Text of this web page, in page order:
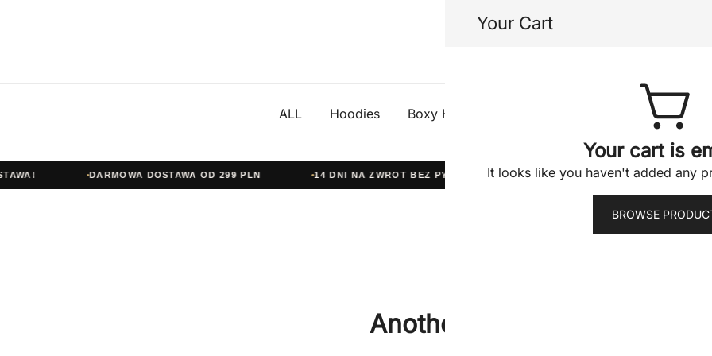
DARMOWA DOSTAWA OD 299 PLN 14 DNI NA ZWROT BEZ PYTAŃ WYPRODUKOWANO W POLSCE
Your Cart
Your cart is
It looks like you haven't added any
BROWSE
ALL Hoodies Boxy Hoodies Jacket
Another post with A Gallery